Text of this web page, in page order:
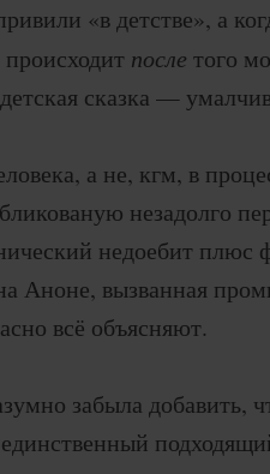
«в детстве», а
после того
сказка —
а не, кгм, в
незадолго
недоебит плюс
Аноне, вызванная
всё объясняют.
забыла добавить,